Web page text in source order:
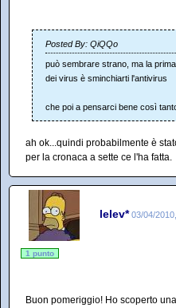
Posted By: QiQQo
può sembrare strano, ma la
dei virus è sminchiarti l'antivirus
che poi a pensarci bene così
ah ok...quindi probabilmente è
per la cronaca a sette ce l'ha fatta.
lelev* 03/04/
1 punto
Buon pomeriggio! Ho scoperto